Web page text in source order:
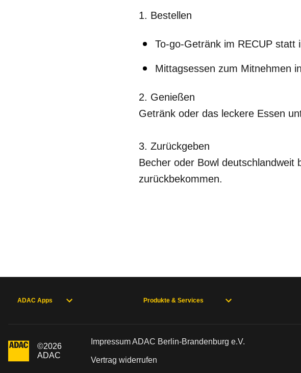
1. Bestellen
To-go-Getränk im RECUP statt
Mittagsessen zum Mitnehmen
2. Genießen
Getränk oder das leckere Essen
3. Zurückgeben
Becher oder Bowl deutschlandweit
zurückbekommen.
ADAC Apps Produkte & Services
©2026
ADAC
Impressum ADAC Berlin-Brandenburg e.V.
Vertrag widerrufen